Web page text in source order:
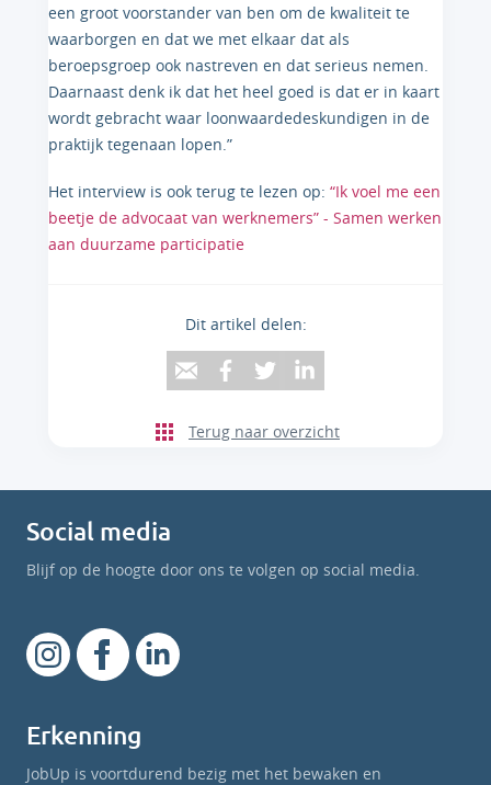
een groot voorstander van ben om de kwaliteit te
waarborgen en dat we met elkaar dat als
beroepsgroep ook nastreven en dat serieus nemen.
Daarnaast denk ik dat het heel goed is dat er in kaart
wordt gebracht waar loonwaardedeskundigen in de
praktijk tegenaan lopen.”
Het interview is ook terug te lezen op: “Ik voel me een
beetje de advocaat van werknemers” - Samen werken
aan duurzame participatie
Dit artikel delen:
Terug naar overzicht
Social media
Blijf op de hoogte door ons te volgen op social media.
Erkenning
JobUp is voortdurend bezig met het bewaken en